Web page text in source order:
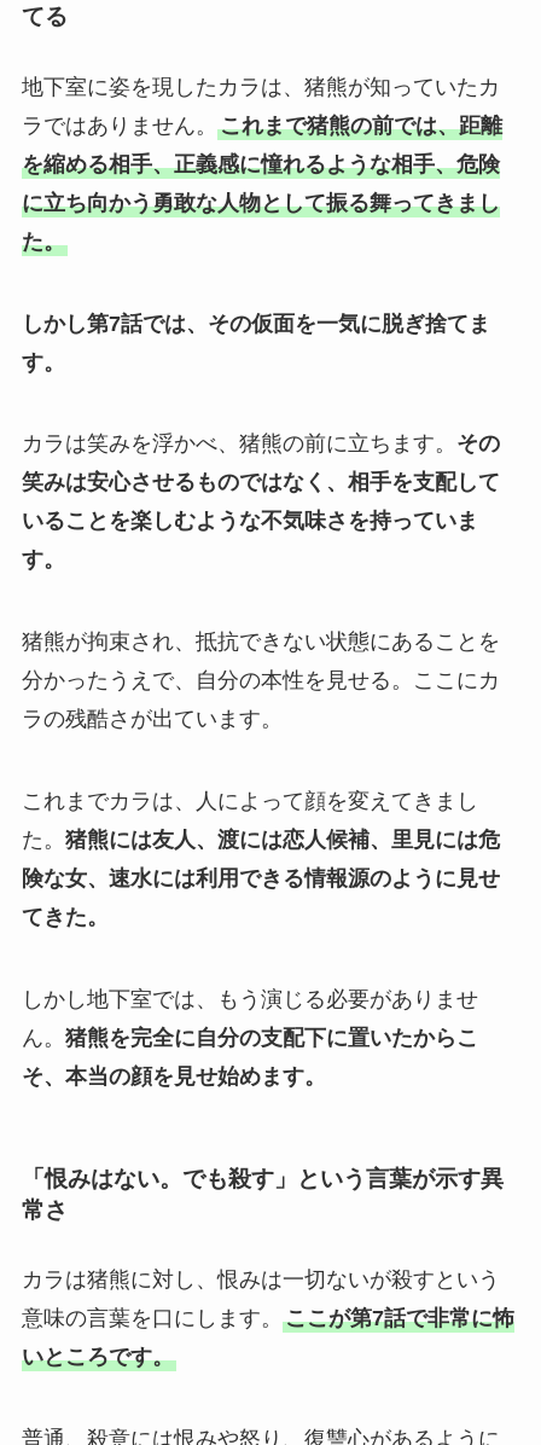
てる
地下室に姿を現したカラは、猪熊が知っていたカ
ラではありません。 これまで猪熊の前では、距離
を縮める相手、正義感に憧れるような相手、危険
に立ち向かう勇敢な人物として振る舞ってきまし
た。
しかし第7話では、その仮面を一気に脱ぎ捨てま
す。
カラは笑みを浮かべ、猪熊の前に立ちます。 その
笑みは安心させるものではなく、相手を支配して
いることを楽しむような不気味さを持っていま
す。
猪熊が拘束され、抵抗できない状態にあることを
分かったうえで、自分の本性を見せる。ここにカ
ラの残酷さが出ています。
これまでカラは、人によって顔を変えてきまし
た。 猪熊には友人、渡には恋人候補、里見には危
険な女、速水には利用できる情報源のように見せ
てきた。
しかし地下室では、もう演じる必要がありませ
ん。 猪熊を完全に自分の支配下に置いたからこ
そ、本当の顔を見せ始めます。
「恨みはない。でも殺す」という言葉が示す異
常さ
カラは猪熊に対し、恨みは一切ないが殺すという
意味の言葉を口にします。 ここが第7話で非常に怖
いところです。
普通、殺意には恨みや怒り、復讐心があるように